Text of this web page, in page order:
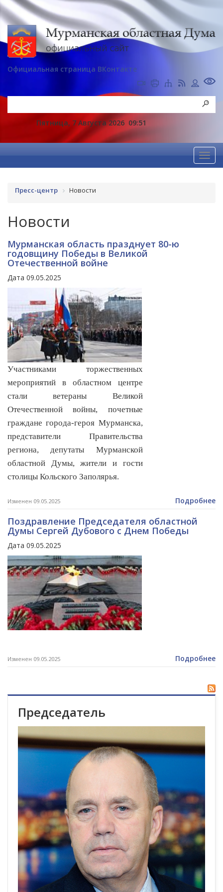
Официальная страница ВКонтакте
Пятница, 7 Августа 2026 09:51
Пресс-центр Новости
Новости
Мурманская область празднует 80-ю
годовщину Победы в Великой
Отечественной войне
Дата 09.05.2025
Участниками торжественных
мероприятий в областном центре
стали ветераны Великой
Отечественной войны, почетные
граждане города-героя Мурманска,
представители Правительства
региона, депутаты Мурманской
областной Думы, жители и гости
столицы Кольского Заполярья.
Изменен 09.05.2025 Подробнее
Поздравление Председателя областной
Думы Сергей Дубового с Днем Победы
Дата 09.05.2025
Изменен 09.05.2025 Подробнее
Председатель